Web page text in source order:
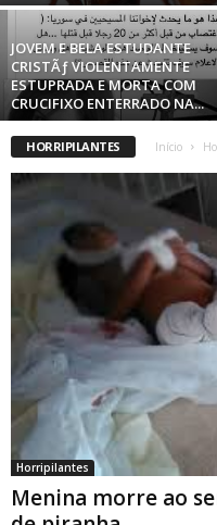
JOVEM E BELA ESTUDANTE
CRISTÃƒ VIOLENTAMENTE
ESTUPRADA E MORTA COM
CRUCIFIXO ENTERRADO NA...
HORRIPILANTES Início
Horripilantes
Menina morre ao